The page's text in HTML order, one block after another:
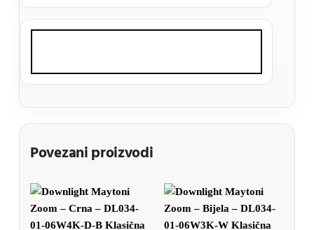
Povezani proizvodi